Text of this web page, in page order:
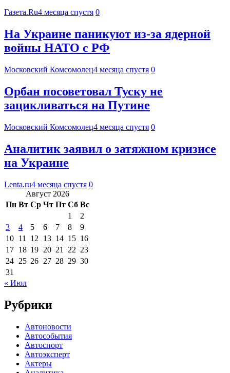
Газета.Ru4 месяца спустя 0
На Украине паникуют из-за ядерной
войны НАТО с РФ
Московский Комсомолец4 месяца спустя 0
Орбан посоветовал Туску не
зацикливаться на Путине
Московский Комсомолец4 месяца спустя 0
Аналитик заявил о затяжном кризисе
на Украине
Lenta.ru4 месяца спустя 0
Август 2026
Пн Вт Ср Чт Пт Сб Вс
1
2
3
4 5 6 7 8
9
10 11 12 13 14 15 16
17 18 19 20 21 22 23
24 25 26 27 28 29 30
31
« Июл
Рубрики
Автоновости
Автособытия
Автоспорт
Автоэксперт
Актеры